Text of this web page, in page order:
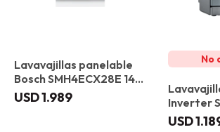
Lavavajillas panelable
Bosch SMH4ECX28E 14
Servicios Puerta
USD1.989
Inverter
servicios
USD